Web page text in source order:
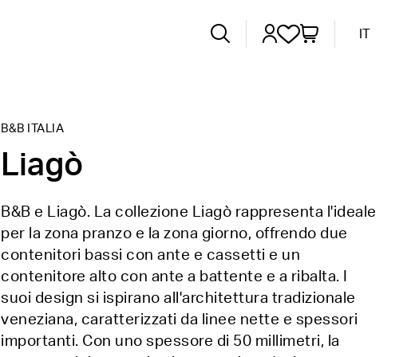
IT
B&B ITALIA
Liagò
B&B e Liagò. La collezione Liagò rappresenta l'ideale
per la zona pranzo e la zona giorno, offrendo due
contenitori bassi con ante e cassetti e un
contenitore alto con ante a battente e a ribalta. I
suoi design si ispirano all'architettura tradizionale
veneziana, caratterizzati da linee nette e spessori
importanti. Con uno spessore di 50 millimetri, la